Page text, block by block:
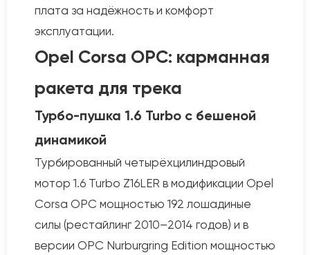
плата за надёжность и комфорт
эксплуатации.
Opel Corsa OPC: карманная
ракета для трека
Турбо-пушка 1.6 Turbo с бешеной
динамикой
Турбированный четырёхцилиндровый
мотор 1.6 Turbo Z16LER в модификации Opel
Corsa OPC мощностью 192 лошадиные
силы (рестайлинг 2010–2014 годов) и в
версии OPC Nurburgring Edition мощностью